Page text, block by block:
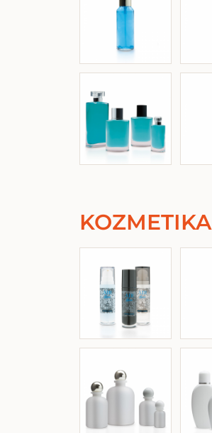
KOZMETIKA